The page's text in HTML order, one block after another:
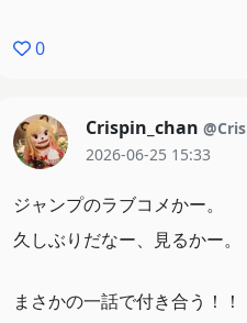
人間模様についてとにかく
ったものの、俺はこの作品
ます、すごく良いことです。
舐めた口聞きやがるバカど
0
Crispin_chan
2026-06-25 15:33
ジャンプのラブコメかー。
久しぶりだなー、見るかー。
まさかの一話で付き合う！！